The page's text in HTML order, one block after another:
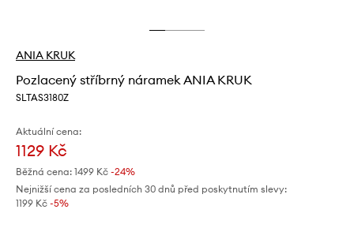
ANIA KRUK
Pozlacený stříbrný náramek ANIA KRUK
SLTAS3180Z
Aktuální cena:
1129 Kč
Běžná cena: 1499 Kč -24%
Nejnižší cena za posledních 30 dnů před poskytnutím slevy:
1199 Kč -5%